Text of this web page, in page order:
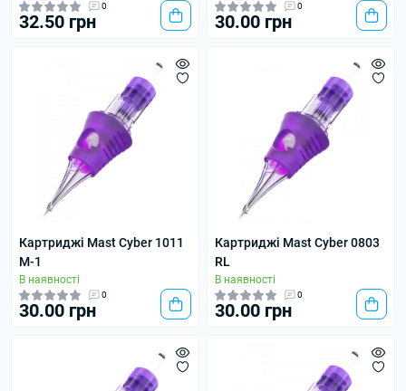
0
32.50 грн
0
30.00 грн
Картриджі Mast Cyber 1011
M-1
В наявності
0
30.00 грн
Картриджі Mast Cyber 0803
RL
В наявності
0
30.00 грн